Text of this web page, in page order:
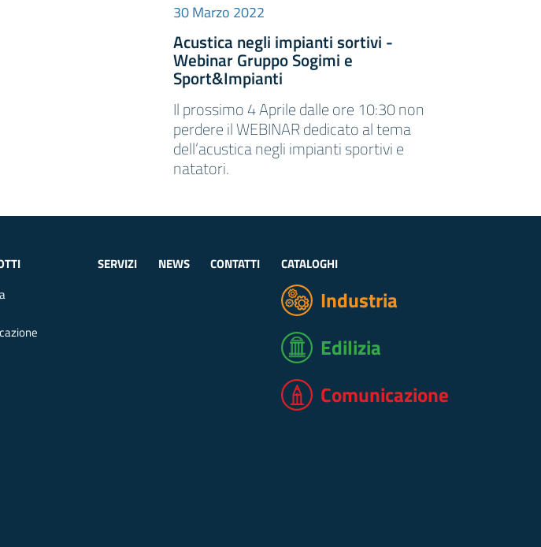
30 Marzo 2022
Acustica negli impianti sortivi -
Webinar Gruppo Sogimi e
Sport&Impianti
Il prossimo 4 Aprile dalle ore 10:30 non
perdere il WEBINAR dedicato al tema
dell’acustica negli impianti sportivi e
natatori.
SERVIZI NEWS CONTATTI CATALOGHI
Industria
Edilizia
Comunicazione